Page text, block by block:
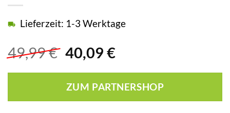
49,99€ Ursprünglicher
war:
49,99 €
40,09 €Aktueller
ist:
40,09 €.
Lieferzeit: 1-3 Werktage
ZUM PARTNERSHOP